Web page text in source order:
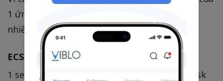
1 ứng dụng, do đó task definations có thể có
nhiều phiên bản, được gọi làrevision.
ECS Service
1 service sẽ đảm bảo luôn có 1 số lượng n task